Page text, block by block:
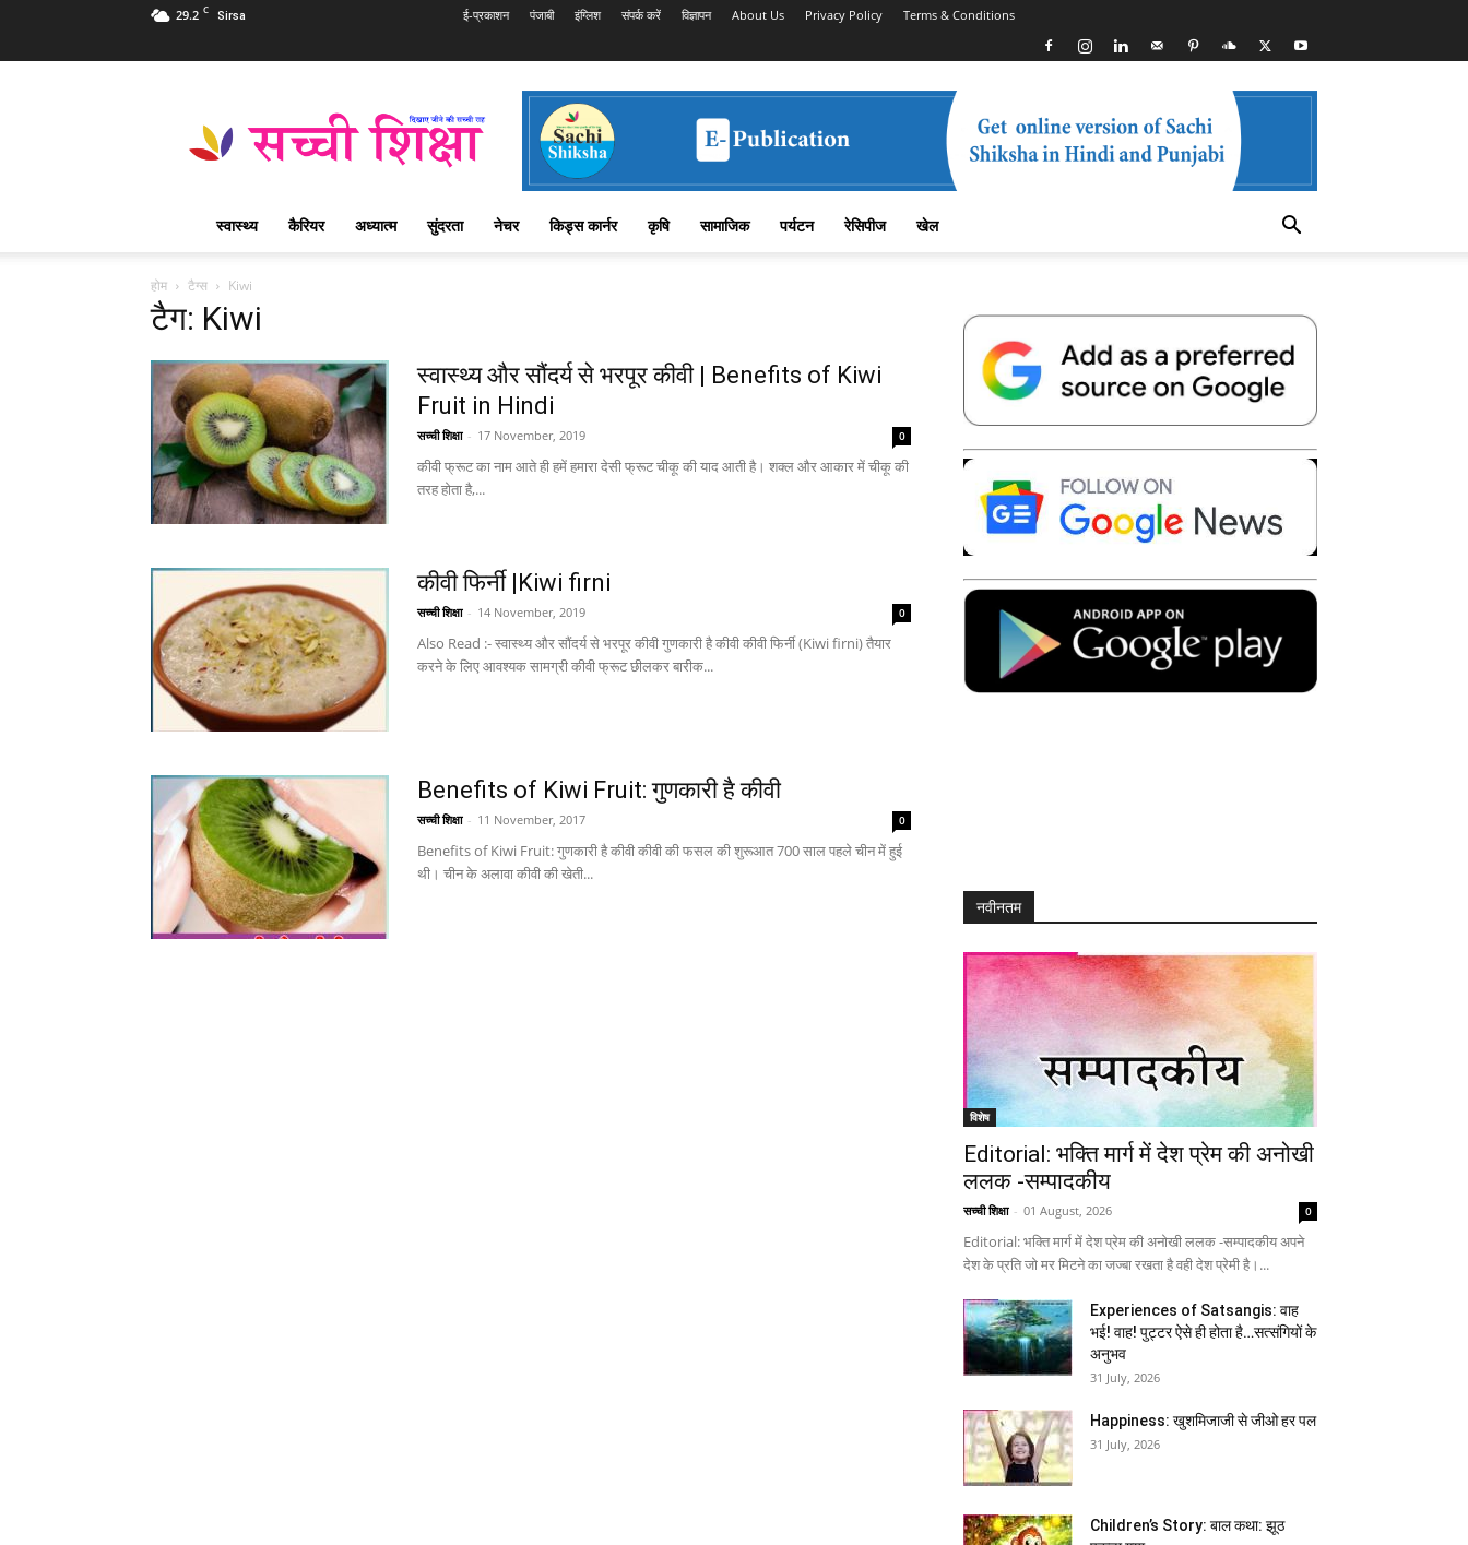
29.2 C Sirsa ई-प्रकाशन पंजाबी इंग्लिश संपर्क करें विज्ञापन About Us Privacy Policy Terms & Conditions
Shiksha
शिक्षा
स्वास्थ्य कैरियर अध्यात्म सुंदरता नेचर किड्स कार्नर कृषि सामाजिक पर्यटन रेसिपीज खेल
होम टैग्स Kiwi
टैग: Kiwi
स्वास्थ्य और सौंदर्य से भरपूर कीवी | Benefits of Kiwi
Fruit in Hindi
सच्ची शिक्षा - 17 November, 2019 0
कीवी फ्रूट का नाम आते ही हमें हमारा देसी फ्रूट चीकू की याद आती है। शक्ल और आकार में चीकू की
तरह होता है,...
कीवी फिर्नी |Kiwi firni
सच्ची शिक्षा - 14 November, 2019 0
Also Read :- स्वास्थ्य और सौंदर्य से भरपूर कीवी गुणकारी है कीवी कीवी फिर्नी (Kiwi firni) तैयार
करने के लिए आवश्यक सामग्री कीवी फ्रूट छीलकर बारीक...
Benefits of Kiwi Fruit: गुणकारी है कीवी
सच्ची शिक्षा - 11 November, 2017 0
Benefits of Kiwi Fruit: गुणकारी है कीवी कीवी की फसल की शुरूआत 700 साल पहले चीन में हुई
थी। चीन के अलावा कीवी की खेती...
नवीनतम
विशेष
Editorial: भक्ति मार्ग में देश प्रेम की अनोखी
ललक -सम्पादकीय
सच्ची शिक्षा - 01 August, 2026 0
Editorial: भक्ति मार्ग में देश प्रेम की अनोखी ललक -सम्पादकीय अपने
देश के प्रति जो मर मिटने का जज्बा रखता है वही देश प्रेमी है।...
Experiences of Satsangis: वाह
भई! वाह! पुट्टर ऐसे ही होता है…सत्संगियों के
अनुभव
31 July, 2026
Happiness: खुशमिजाजी से जीओ हर पल
31 July, 2026
Children’s Story: बाल कथा: झूठ